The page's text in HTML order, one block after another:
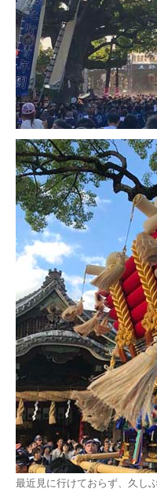
最近見に行けておらず、久し